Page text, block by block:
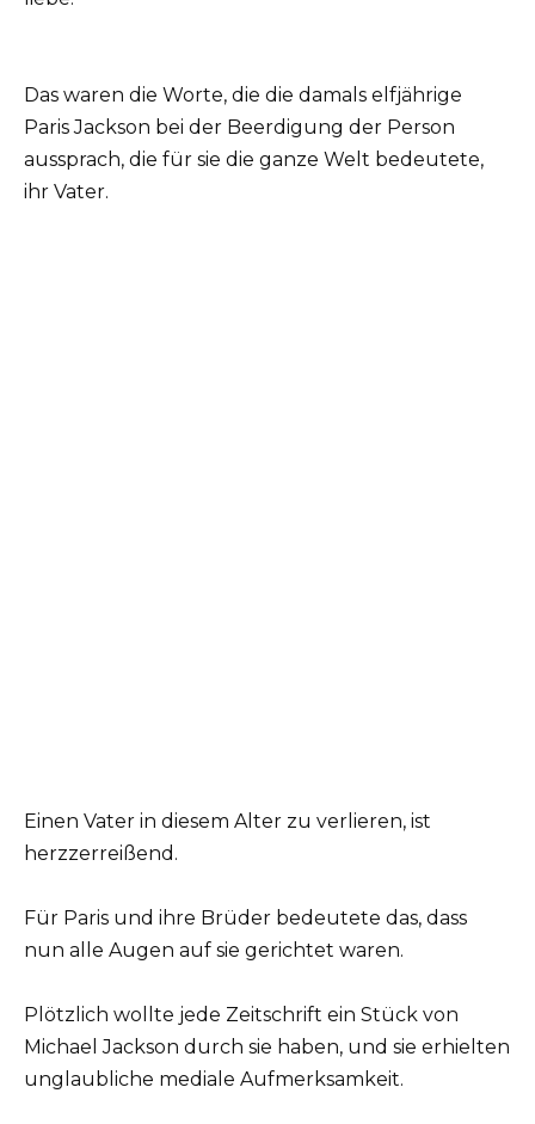
Das waren die Worte, die die damals elfjährige
Paris Jackson bei der Beerdigung der Person
aussprach, die für sie die ganze Welt bedeutete,
ihr Vater.
Einen Vater in diesem Alter zu verlieren, ist
herzzerreißend.
Für Paris und ihre Brüder bedeutete das, dass
nun alle Augen auf sie gerichtet waren.
Plötzlich wollte jede Zeitschrift ein Stück von
Michael Jackson durch sie haben, und sie erhielten
unglaubliche mediale Aufmerksamkeit.